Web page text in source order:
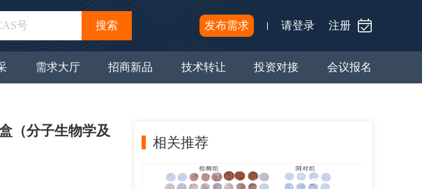
搜索 发布需求 请登录 注册
需求大厅 招商新品 技术转让 投资对接 会议报名
（分子生物学及
相关推荐